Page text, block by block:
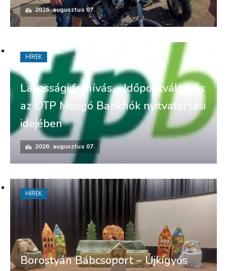
2026. augusztus 07.
Lakossági felhívás – Időpontváltozás
az OTP Mozgó Bankfiók nyitvatartási
idejében
2026. augusztus 07.
HÍREK
Borostyán Bábcsoport – Újkígyós
HÍREK